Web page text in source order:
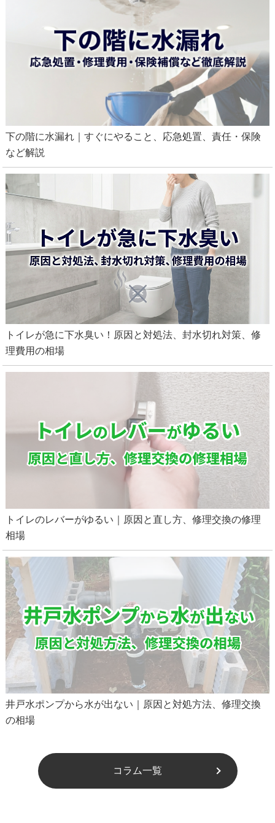
下の階に水漏れ｜すぐにやること、応急処置、責任・保険
など解説
トイレが急に下水臭い！原因と対処法、封水切れ対策、修
理費用の相場
トイレのレバーがゆるい｜原因と直し方、修理交換の修理
相場
井戸水ポンプから水が出ない｜原因と対処方法、修理交換
の相場
コラム一覧